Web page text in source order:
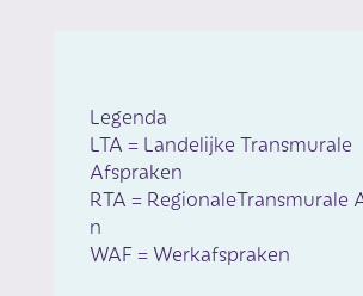
Legenda
LTA = Landelijke Transmurale
Afspraken
RTA = RegionaleTransmurale
n
WAF = Werkafspraken